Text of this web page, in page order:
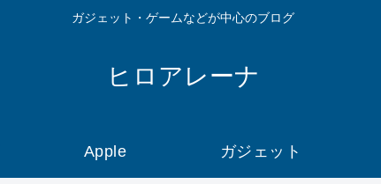
ガジェット・ゲームなどが中心のブログ
ヒロアレーナ
Apple ガジェット